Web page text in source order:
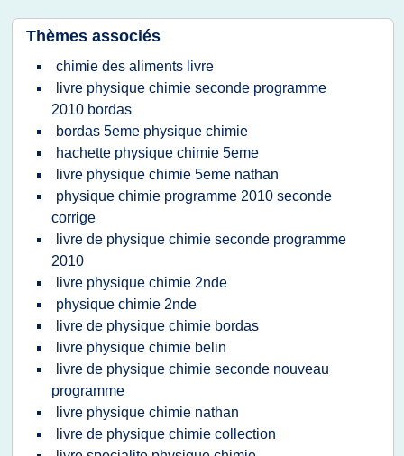
Thèmes associés
chimie des aliments livre
livre physique chimie seconde programme
2010 bordas
bordas 5eme physique chimie
hachette physique chimie 5eme
livre physique chimie 5eme nathan
physique chimie programme 2010 seconde
corrige
livre de physique chimie seconde programme
2010
livre physique chimie 2nde
physique chimie 2nde
livre de physique chimie bordas
livre physique chimie belin
livre de physique chimie seconde nouveau
programme
livre physique chimie nathan
livre de physique chimie collection